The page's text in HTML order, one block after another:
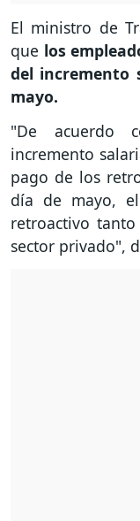
El ministro de
que los
del incremento
mayo.
"De acuerdo
incremento
pago de los
día de mayo,
retroactivo
sector privado",